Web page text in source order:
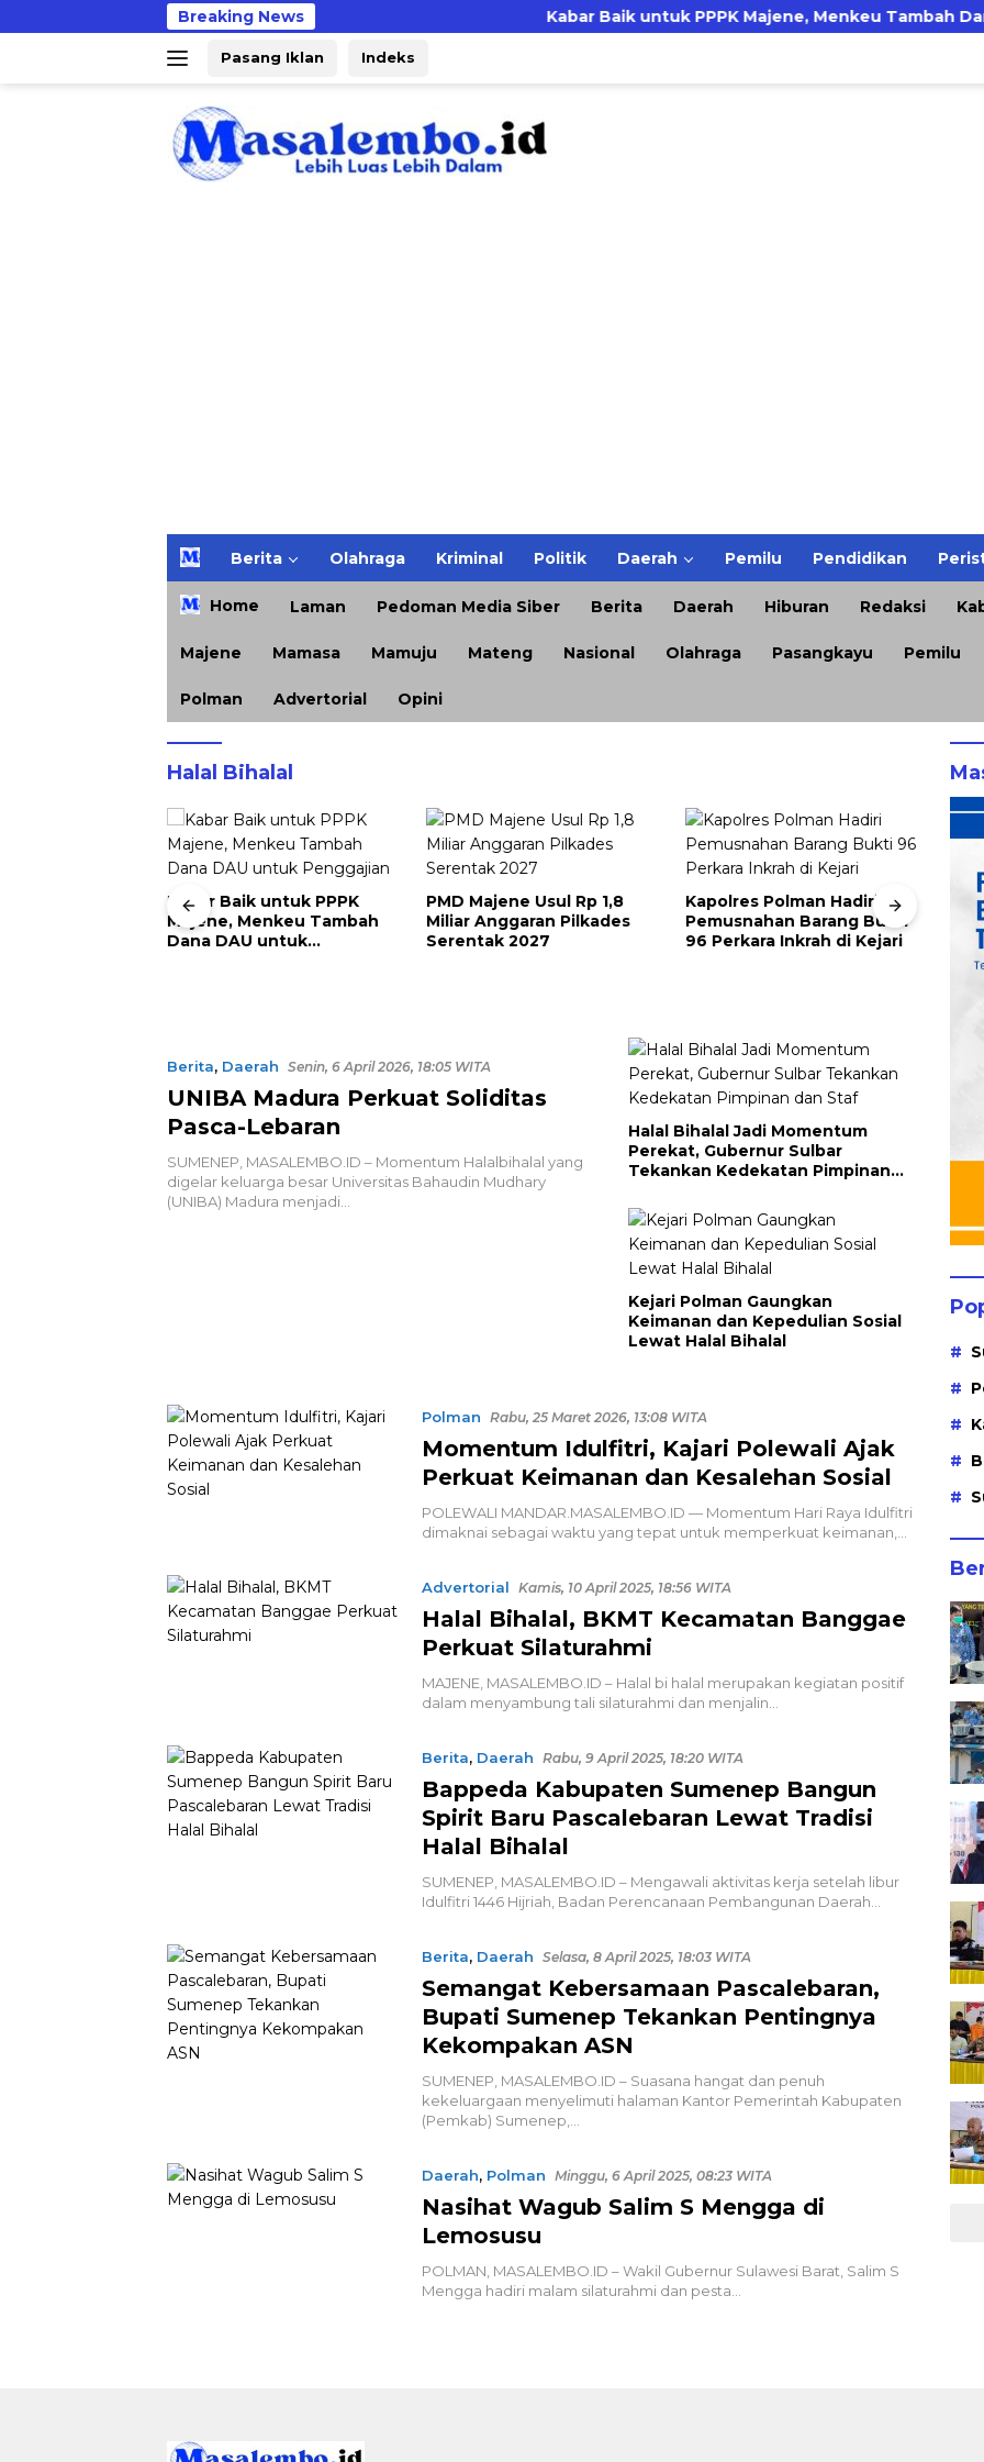
ke
Breaking News Kabar Baik untuk PPPK Majene, Menkeu Tambah Dana DAU
Pasang Iklan Indeks
H
m
e
Berita Olahraga Kriminal Politik Daerah Pemilu Pendidikan
Home Laman Pedoman Media Siber Berita Daerah Hiburan Redaksi
Majene Mamasa Mamuju Mateng Nasional Olahraga Pasangkayu Pemilu
Polman Advertorial Opini
Halal Bihalal
PMD Majene Usul Rp 1,8
Miliar Anggaran Pilkades
Serentak 2027
Kapolres Polman Hadiri
Pemusnahan Barang Bukti
96 Perkara Inkrah di Kejari
Pertamina Patra Niaga
Berita, Daerah Senin, 6 April 2026, 18:05 WITA
UNIBA Madura Perkuat Soliditas
Pasca-Lebaran
SUMENEP, MASALEMBO.ID – Momentum Halalbihalal yang
digelar keluarga besar Universitas Bahaudin Mudhary
(UNIBA) Madura menjadi…
Halal Bihalal Jadi Momentum
Perekat, Gubernur Sulbar
Tekankan Kedekatan Pimpinan
Kejari Polman Gaungkan
Keimanan dan Kepedulian Sosial
Lewat Halal Bihalal
Polman Rabu, 25 Maret 2026, 13:08 WITA
Momentum Idulfitri, Kajari Polewali Ajak
Perkuat Keimanan dan Kesalehan Sosial
POLEWALI MANDAR.MASALEMBO.ID — Momentum Hari Raya Idulfitri
dimaknai sebagai waktu yang tepat untuk memperkuat keimanan,…
Advertorial Kamis, 10 April 2025, 18:56 WITA
Halal Bihalal, BKMT Kecamatan Banggae
Perkuat Silaturahmi
MAJENE, MASALEMBO.ID – Halal bi halal merupakan kegiatan positif
dalam menyambung tali silaturahmi dan menjalin…
Berita, Daerah Rabu, 9 April 2025, 18:20 WITA
Bappeda Kabupaten Sumenep Bangun
Spirit Baru Pascalebaran Lewat Tradisi
Halal Bihalal
SUMENEP, MASALEMBO.ID – Mengawali aktivitas kerja setelah libur
Idulfitri 1446 Hijriah, Badan Perencanaan Pembangunan Daerah…
Berita, Daerah Selasa, 8 April 2025, 18:03 WITA
Semangat Kebersamaan Pascalebaran,
Bupati Sumenep Tekankan Pentingnya
Kekompakan ASN
SUMENEP, MASALEMBO.ID – Suasana hangat dan penuh
kekeluargaan menyelimuti halaman Kantor Pemerintah Kabupaten
(Pemkab) Sumenep,…
Daerah, Polman Minggu, 6 April 2025, 08:23 WITA
Nasihat Wagub Salim S Mengga di
Lemosusu
POLMAN, MASALEMBO.ID – Wakil Gubernur Sulawesi Barat, Salim S
Mengga hadiri malam silaturahmi dan pesta…